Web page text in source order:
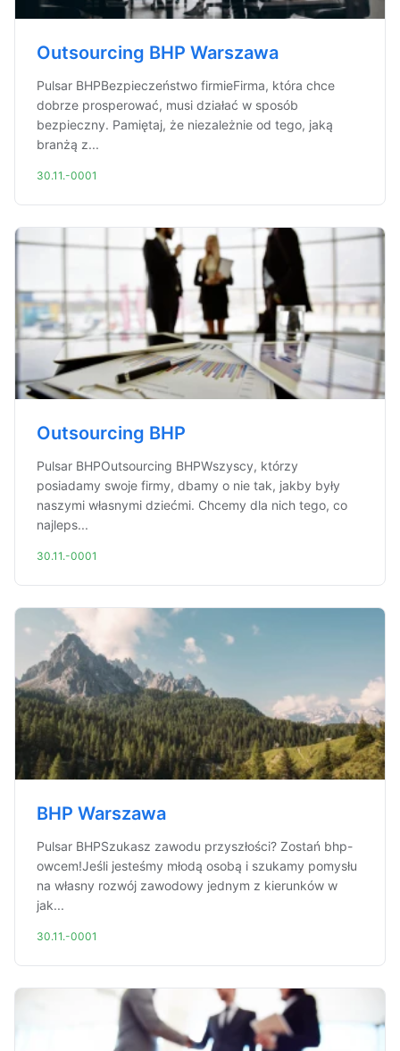
Outsourcing BHP Warszawa
Pulsar BHPBezpieczeństwo firmieFirma, która chce
dobrze prosperować, musi działać w sposób
bezpieczny. Pamiętaj, że niezależnie od tego, jaką
branżą z...
30.11.-0001
Outsourcing BHP
Pulsar BHPOutsourcing BHPWszyscy, którzy
posiadamy swoje firmy, dbamy o nie tak, jakby były
naszymi własnymi dziećmi. Chcemy dla nich tego, co
najleps...
30.11.-0001
BHP Warszawa
Pulsar BHPSzukasz zawodu przyszłości? Zostań bhp-
owcem!Jeśli jesteśmy młodą osobą i szukamy pomysłu
na własny rozwój zawodowy jednym z kierunków w
jak...
30.11.-0001